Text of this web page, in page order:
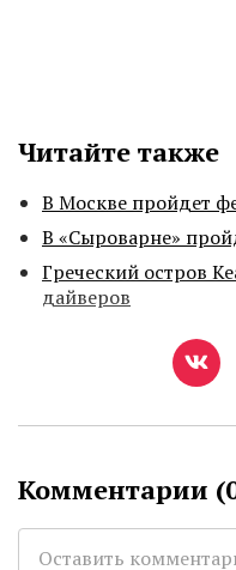
Читайте также
В Москве пройдет
В «Сыроварне»
Греческий остров
дайверов
Комментарии (